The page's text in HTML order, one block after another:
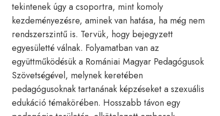
tekintenek úgy a csoportra, mint komoly
kezdeményezésre, aminek van hatása, ha még nem
rendszerszintű is. Tervük, hogy bejegyzett
egyesületté válnak. Folyamatban van az
együttműködésük a Romániai Magyar Pedagógusok
Szövetségével, melynek keretében
pedagógusoknak tartanának képzéseket a szexuális
edukáció témakörében. Hosszabb távon egy